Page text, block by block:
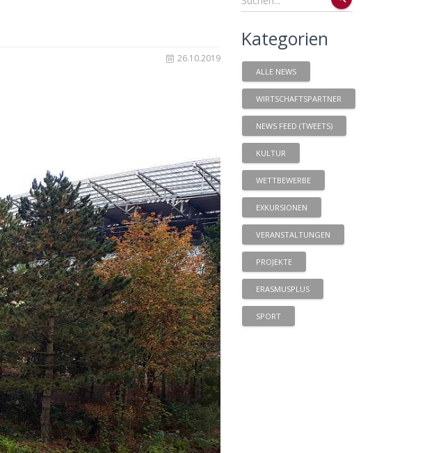
26.10.2019
Kategorien
ALLE NEWS
WIRTSCHAFTSPARTNER
NEWS FEED (TWEETS)
KULTUR
WETTBEWERBE
EXKURSIONEN
VERANSTALTUNGEN
PROJEKTE
ERASMUSPLUS
SPORT